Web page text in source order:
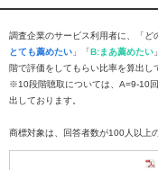
調査企業のサービス利用者に、「ど
とても薦めたい 」「B:まあ薦めたい
階で評価をしてもらい比率を算出し
※10段階聴取については、A=9-10
出しております。
商標対象は、回答者数が100人以上